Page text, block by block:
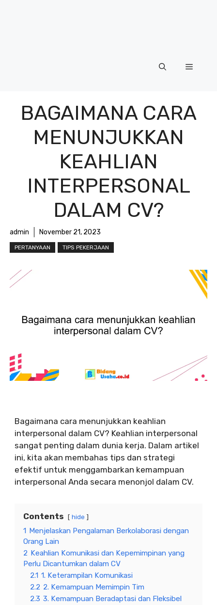
Menu
BAGAIMANA CARA
MENUNJUKKAN
KEAHLIAN
INTERPERSONAL
DALAM CV?
admin November 21, 2023
PERTANYAAN TIPS PEKERJAAN
Bagaimana cara menunjukkan keahlian
interpersonal dalam CV? Keahlian interpersonal
sangat penting dalam dunia kerja. Dalam artikel
ini, kita akan membahas tips dan strategi
efektif untuk menggambarkan kemampuan
interpersonal Anda secara menonjol dalam CV.
Contents hide
1 Menjelaskan Pengalaman Berkolaborasi dengan
Orang Lain
2 Keahlian Komunikasi dan Kepemimpinan yang
Perlu Dicantumkan dalam CV
2.1 1. Keterampilan Komunikasi
2.2 2. Kemampuan Memimpin Tim
2.3 3. Kemampuan Beradaptasi dan Fleksibel